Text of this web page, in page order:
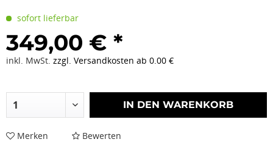
sofort lieferbar
349,00 € *
inkl. MwSt. zzgl. Versandkosten ab 0.00 €
IN DEN WARENKORB
Merken Bewerten